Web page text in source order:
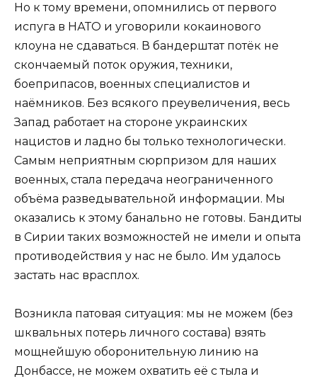
Но к тому времени, опомнились от первого
испуга в НАТО и уговорили кокаинового
клоуна не сдаваться. В бандерштат потёк не
скончаемый поток оружия, техники,
боеприпасов, военных специалистов и
наёмников. Без всякого преувеличения, весь
Запад работает на стороне украинских
нацистов и ладно бы только технологически.
Самым неприятным сюрпризом для наших
военных, стала передача неограниченного
объёма разведывательной информации. Мы
оказались к этому банально не готовы. Бандиты
в Сирии таких возможностей не имели и опыта
противодействия у нас не было. Им удалось
застать нас врасплох.
Возникла патовая ситуация: мы не можем (без
шквальных потерь личного состава) взять
мощнейшую оборонительную линию на
Донбассе, не можем охватить её с тыла и